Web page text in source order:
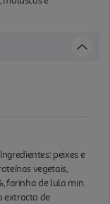
peixes e
vegetais,
farinha de lula min.
extracto de